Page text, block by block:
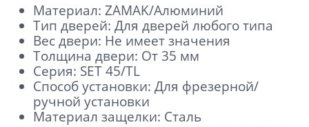
Материал: ZAMAK/Алюминий
Тип дверей: Для дверей любого типа
Вес двери: Не имеет значения
Толщина двери: От 35 мм
Серия: SET 45/TL
Способ установки: Для фрезерной/
ручной установки
Материал защелки: Сталь